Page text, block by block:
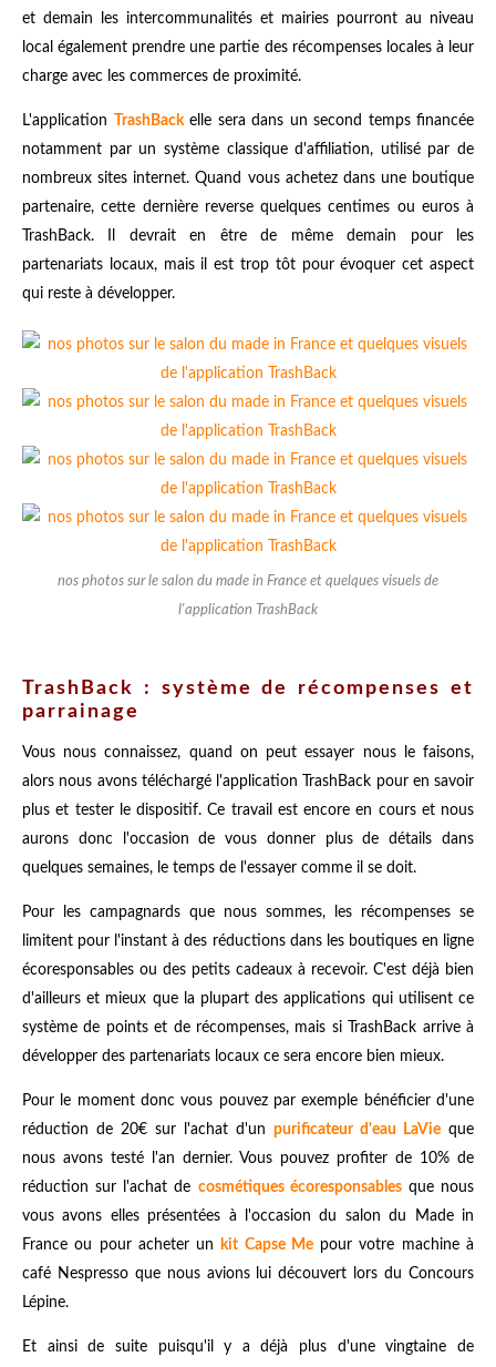
et demain les intercommunalités et mairies pourront au niveau
local également prendre une partie des récompenses locales à leur
charge avec les commerces de proximité.
L'application TrashBackelle sera dans un second temps financée
notamment par un système classique d'affiliation, utilisé par de
nombreux sites internet. Quand vous achetez dans une boutique
partenaire, cette dernière reverse quelques centimes ou euros à
TrashBack. Il devrait en être de même demain pour les
partenariats locaux, mais il est trop tôt pour évoquer cet aspect
qui reste à développer.
nos photos sur le salon du made in France et quelques visuels de
l'application TrashBack
TrashBack : système de récompenses et
parrainage
Vous nous connaissez, quand on peut essayer nous le faisons,
alors nous avons téléchargé l'application TrashBack pour en savoir
plus et tester le dispositif. Ce travail est encore en cours et nous
aurons donc l'occasion de vous donner plus de détails dans
quelques semaines, le temps de l'essayer comme il se doit.
Pour les campagnards que nous sommes, les récompenses se
limitent pour l'instant à des réductions dans les boutiques en ligne
écoresponsables ou des petits cadeaux à recevoir. C'est déjà bien
d'ailleurs et mieux que la plupart des applications qui utilisent ce
système de points et de récompenses, mais si TrashBack arrive à
développer des partenariats locaux ce sera encore bien mieux.
Pour le moment donc vous pouvez par exemple bénéficier d'une
réduction de 20€ sur l'achat d'un purificateur d'eau LaVie que
nous avons testé l'an dernier. Vous pouvez profiter de 10% de
réduction sur l'achat de cosmétiques écoresponsablesque nous
vous avons elles présentées à l'occasion du salon du Made in
France ou pour acheter un
kit Capse Mepour votre machine à
café Nespresso que nous avions lui découvert lors du Concours
Lépine.
Et ainsi de suite puisqu'il y a déjà plus d'une vingtaine de